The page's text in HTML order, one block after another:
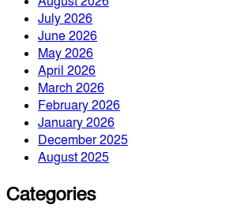
July 2026
June 2026
May 2026
April 2026
March 2026
February 2026
January 2026
December 2025
August 2025
Categories